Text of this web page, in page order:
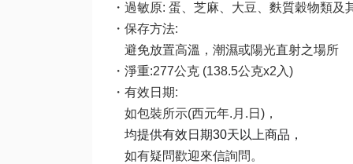
・過敏原: 蛋、芝麻、大豆、麩質穀物類及
・保存方法:
避免放置高溫，潮濕或陽光直射之場所
・淨重:277公克 (138.5公克x2入)
・有效日期:
如包裝所示(西元年.月.日)，
均提供有效日期30天以上商品，
如有疑問歡迎來信詢問。